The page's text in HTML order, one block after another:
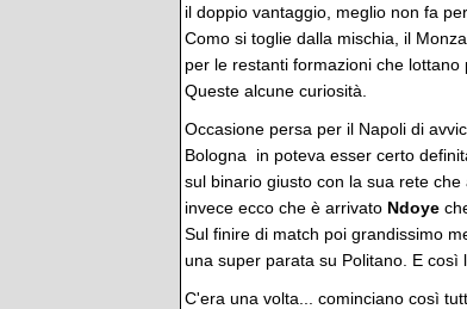
il doppio vantaggio, meglio non fa
Como si toglie dalla mischia, il
per le restanti formazioni che
Queste alcune curiosità.
Occasione persa per il Napoli di
Bologna in poteva esser certo
sul binario giusto con la sua rete
invece ecco che è arrivato Ndoye
Sul finire di match poi grandissimo
una super parata su Politano. E così
C'era una volta... cominciano così